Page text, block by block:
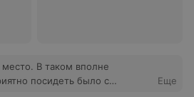
В таком вполне
посидеть было с
Еще